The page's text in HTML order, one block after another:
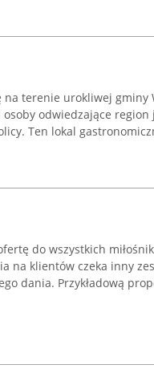
terenie urokliwej gminy
odwiedzające region
Ten lokal
do wszystkich
na klientów czeka inny
dania. Przykładową